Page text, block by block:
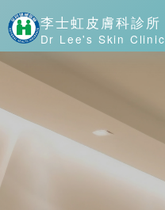
李士虹皮膚科診所
Dr Lee's Skin Clinic